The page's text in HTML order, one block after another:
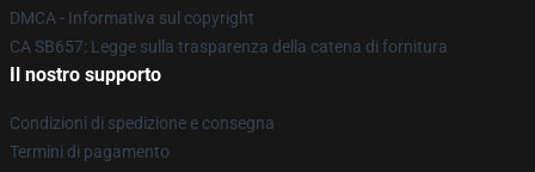
DMCA - Informativa sul copyright
CA SB657: Legge sulla trasparenza della catena di fornitura
Il nostro supporto
Condizioni di spedizione e consegna
Termini di pagamento